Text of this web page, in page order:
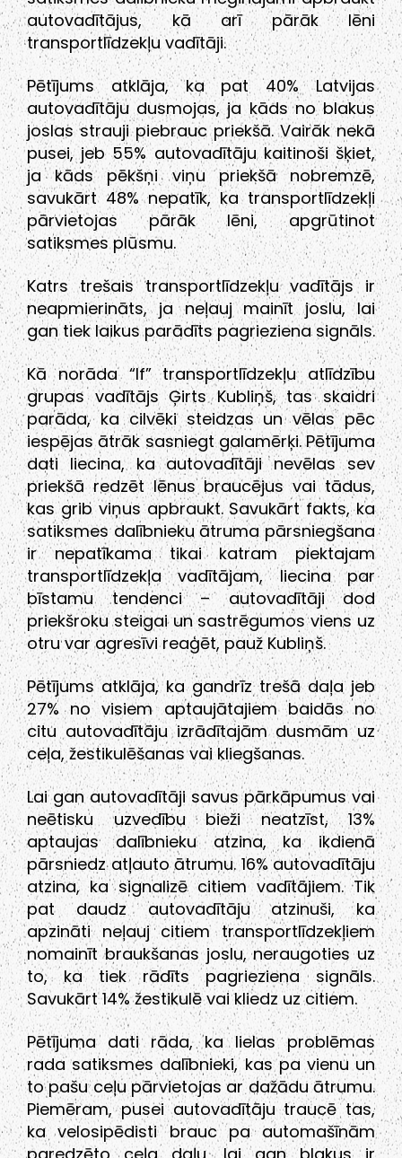
autovadītājus, kā arī pārāk lēni
transportlīdzekļu vadītāji.
Pētījums atklāja, ka pat 40% Latvijas
autovadītāju dusmojas, ja kāds no blakus
joslas strauji piebrauc priekšā. Vairāk nekā
pusei, jeb 55% autovadītāju kaitinoši šķiet,
ja kāds pēkšņi viņu priekšā nobremzē,
savukārt 48% nepatīk, ka transportlīdzekļi
pārvietojas pārāk lēni, apgrūtinot
satiksmes plūsmu.
Katrs trešais transportlīdzekļu vadītājs ir
neapmierināts, ja neļauj mainīt joslu, lai
gan tiek laikus parādīts pagrieziena signāls.
Kā norāda “If” transportlīdzekļu atlīdzību
grupas vadītājs Ģirts Kubliņš, tas skaidri
parāda, ka cilvēki steidzas un vēlas pēc
iespējas ātrāk sasniegt galamērķi. Pētījuma
dati liecina, ka autovadītāji nevēlas sev
priekšā redzēt lēnus braucējus vai tādus,
kas grib viņus apbraukt. Savukārt fakts, ka
satiksmes dalībnieku ātruma pārsniegšana
ir nepatīkama tikai katram piektajam
transportlīdzekļa vadītājam, liecina par
bīstamu tendenci – autovadītāji dod
priekšroku steigai un sastrēgumos viens uz
otru var agresīvi reaģēt, pauž Kubliņš.
Pētījums atklāja, ka gandrīz trešā daļa jeb
27% no visiem aptaujātajiem baidās no
citu autovadītāju izrādītajām dusmām uz
ceļa, žestikulēšanas vai kliegšanas.
Lai gan autovadītāji savus pārkāpumus vai
neētisku uzvedību bieži neatzīst, 13%
aptaujas dalībnieku atzina, ka ikdienā
pārsniedz atļauto ātrumu. 16% autovadītāju
atzina, ka signalizē citiem vadītājiem. Tik
pat daudz autovadītāju atzinuši, ka
apzināti neļauj citiem transportlīdzekļiem
nomainīt braukšanas joslu, neraugoties uz
to, ka tiek rādīts pagrieziena signāls.
Savukārt 14% žestikulē vai kliedz uz citiem.
Pētījuma dati rāda, ka lielas problēmas
rada satiksmes dalībnieki, kas pa vienu un
to pašu ceļu pārvietojas ar dažādu ātrumu.
Piemēram, pusei autovadītāju traucē tas,
ka velosipēdisti brauc pa automašīnām